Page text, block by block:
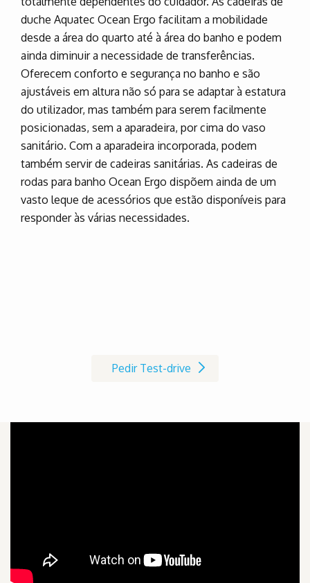
duche Aquatec Ocean Ergo facilitam a mobilidade
desde a área do quarto até à área do banho e podem
ainda diminuir a necessidade de transferências.
Oferecem conforto e segurança no banho e são
ajustáveis em altura não só para se adaptar à estatura
do utilizador, mas também para serem facilmente
posicionadas, sem a aparadeira, por cima do vaso
sanitário. Com a aparadeira incorporada, podem
também servir de cadeiras sanitárias. As cadeiras de
rodas para banho Ocean Ergo dispõem ainda de um
vasto leque de acessórios que estão disponíveis para
responder às várias necessidades.
Pedir Test-drive